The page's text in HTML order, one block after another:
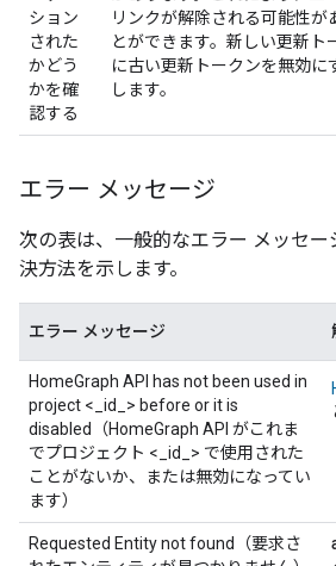
ション
された
かどう
かを確
認する
リンクが解除される可能性が
とができます。新しい更新ト
に古い更新トークンを無効に
します。
エラー メッセージ
次の表は、一般的なエラー メッセー
決方法を示します。
エラー メッセージ
HomeGraph API has not been used in
project <_id_> before or it is
disabled（HomeGraph API がこれま
でプロジェクト <_id_> で使用された
ことがないか、または無効になってい
ます）
Requested Entity not found（要求さ